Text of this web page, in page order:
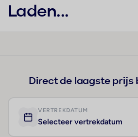
Laden...
Direct de laagste prijs
VERTREKDATUM
Selecteer vertrekdatum